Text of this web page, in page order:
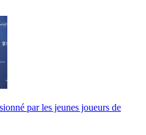
par les jeunes joueurs de